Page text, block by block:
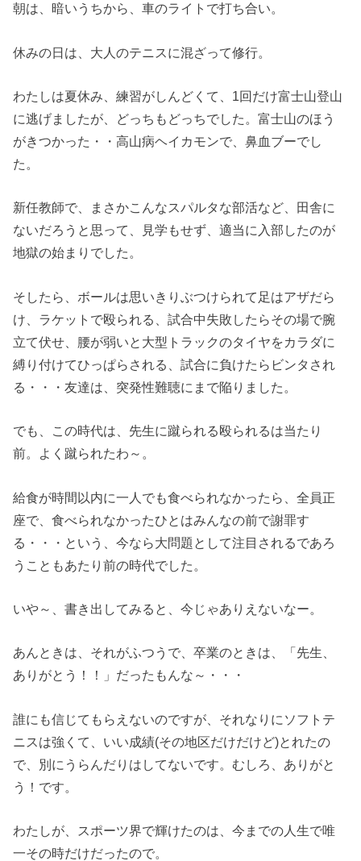
朝は、暗いうちから、車のライトで打ち合い。
休みの日は、大人のテニスに混ざって修行。
わたしは夏休み、練習がしんどくて、1回だけ富士山登山
に逃げましたが、どっちもどっちでした。富士山のほう
がきつかった・・高山病ヘイカモンで、鼻血ブーでし
た。
新任教師で、まさかこんなスパルタな部活など、田舎に
ないだろうと思って、見学もせず、適当に入部したのが
地獄の始まりでした。
そしたら、ボールは思いきりぶつけられて足はアザだら
け、ラケットで殴られる、試合中失敗したらその場で腕
立て伏せ、腰が弱いと大型トラックのタイヤをカラダに
縛り付けてひっぱらされる、試合に負けたらビンタされ
る・・・友達は、突発性難聴にまで陥りました。
でも、この時代は、先生に蹴られる殴られるは当たり
前。よく蹴られたわ～。
給食が時間以内に一人でも食べられなかったら、全員正
座で、食べられなかったひとはみんなの前で謝罪す
る・・・という、今なら大問題として注目されるであろ
うこともあたり前の時代でした。
いや～、書き出してみると、今じゃありえないなー。
あんときは、それがふつうで、卒業のときは、「先生、
ありがとう！！」だったもんな～・・・
誰にも信じてもらえないのですが、それなりにソフトテ
ニスは強くて、いい成績(その地区だけだけど)とれたの
で、別にうらんだりはしてないです。むしろ、ありがと
う！です。
わたしが、スポーツ界で輝けたのは、今までの人生で唯
一その時だけだったので。